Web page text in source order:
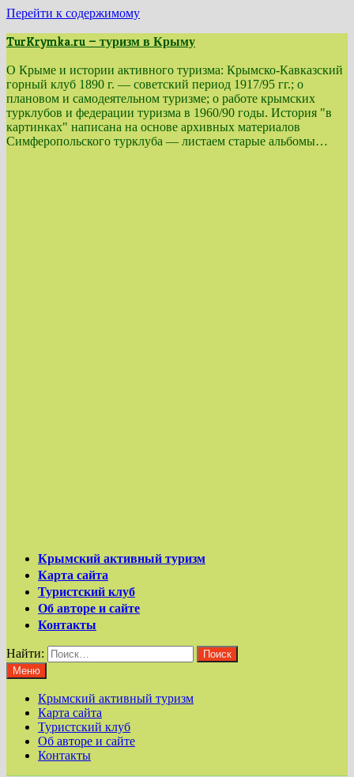
Перейти к содержимому
TurKrymka.ru — туризм в Крыму
О Крыме и истории активного туризма: Крымско-Кавказский
горный клуб 1890 г. — советский период 1917/95 гг.; о
плановом и самодеятельном туризме; о работе крымских
турклубов и федерации туризма в 1960/90 годы. История "в
картинках" написана на основе архивных материалов
Симферопольского турклуба — листаем старые альбомы…
Крымский активный туризм
Карта сайта
Туристский клуб
Об авторе и сайте
Контакты
Найти:
Меню
Крымский активный туризм
Карта сайта
Туристский клуб
Об авторе и сайте
Контакты